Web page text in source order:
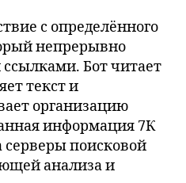
с определённого
непрерывно
Бот читает
текст и
организацию
информация 7К
серверы поисковой
анализа и